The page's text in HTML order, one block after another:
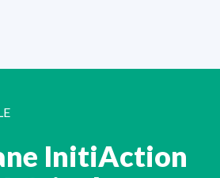
InitiAction